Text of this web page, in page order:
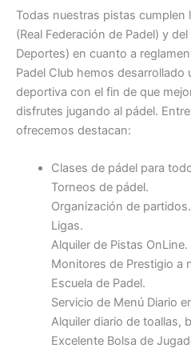
Todas nuestras pistas cumplen
(Real Federación de Padel) y
Deportes) en cuanto a
Padel Club hemos desarrollado
deportiva con el fin de que
disfrutes jugando al pádel.
ofrecemos destacan:
Clases de pádel para
Torneos de pádel.
Organización de partidos.
Ligas.
Alquiler de Pistas OnLine.
Monitores de Prestigio a
Escuela de Padel.
Servicio de Menú Diario
Alquiler diario de toallas,
Excelente Bolsa de